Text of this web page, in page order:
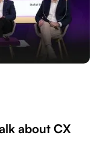
about CX